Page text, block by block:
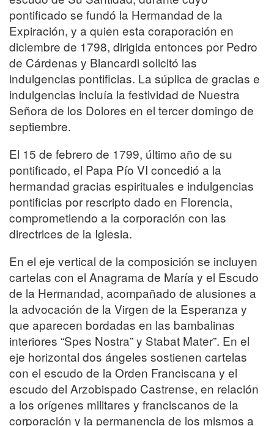
pontificado se fundó la Hermandad de la
Expiración, y a quien esta coraporación en
diciembre de 1798, dirigida entonces por Pedro
de Cárdenas y Blancardi solicitó las
indulgencias pontificias. La súplica de gracias e
indulgencias incluía la festividad de Nuestra
Señora de los Dolores en el tercer domingo de
septiembre.
El 15 de febrero de 1799, último año de su
pontificado, el Papa Pío VI concedió a la
hermandad gracias espirituales e indulgencias
pontificias por rescripto dado en Florencia,
comprometiendo a la corporación con las
directrices de la Iglesia.
En el eje vertical de la composición se incluyen
cartelas con el Anagrama de María y el Escudo
de la Hermandad, acompañado de alusiones a
la advocación de la Virgen de la Esperanza y
que aparecen bordadas en las bambalinas
interiores “Spes Nostra” y Stabat Mater”. En el
eje horizontal dos ángeles sostienen cartelas
con el escudo de la Orden Franciscana y el
escudo del Arzobispado Castrense, en relación
a los orígenes militares y franciscanos de la
corporación y la permanencia de los mismos a